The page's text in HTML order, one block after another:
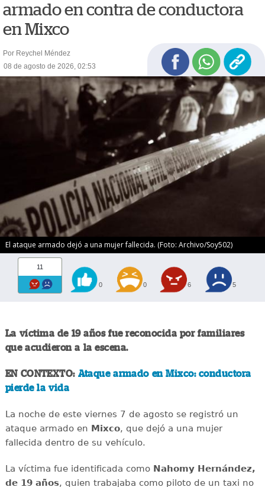
armado en contra de conductora
en Mixco
Por Reychel Méndez
08 de agosto de 2026, 02:53
El ataque armado dejó a una mujer fallecida. (Foto: Archivo/Soy502)
11
0 0 6 5
La víctima de 19 años fue reconocida por familiares
que acudieron a la escena.
EN CONTEXTO: Ataque armado en Mixco: conductora
pierde la vida
La noche de este viernes 7 de agosto se registró un
ataque armado en Mixco, que dejó a una mujer
fallecida dentro de su vehículo.
La víctima fue identificada como Nahomy Hernández,
de 19 años, quien trabajaba como piloto de un taxi no